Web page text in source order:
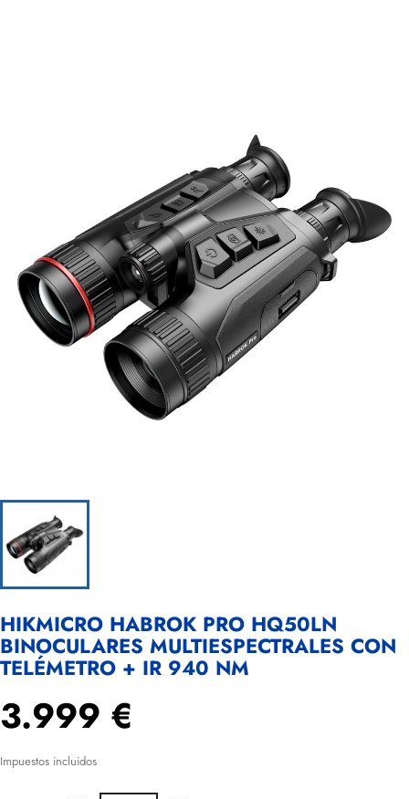
HIKMICRO HABROK PRO HQ50LN
BINOCULARES MULTIESPECTRALES CON
TELÉMETRO + IR 940 NM
3.999 €
Impuestos incluidos